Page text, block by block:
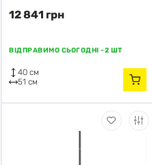
12 841 грн
ВІДПРАВИМО СЬОГОДНІ -2 ШТ
40 см
51 см